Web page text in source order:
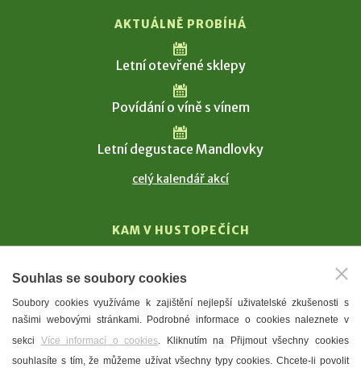
AKTUÁLNĚ PROBÍHÁ
Letní otevřené sklepy
Povídání o víně s vínem
Letní degustace Mandlovky
celý kalendář akcí
KAM V HUSTOPEČÍCH
T. G. Masaryk
Mandloně
Ubytování
Restaurace
Souhlas se soubory cookies
Soubory cookies využíváme k zajištění nejlepší uživatelské zkušenosti s
našimi webovými stránkami. Podrobné informace o cookies naleznete v
sekci Více informací o cookies. Kliknutím na Přijmout všechny cookies
souhlasíte s tím, že můžeme užívat všechny typy cookies. Chcete-li povolit